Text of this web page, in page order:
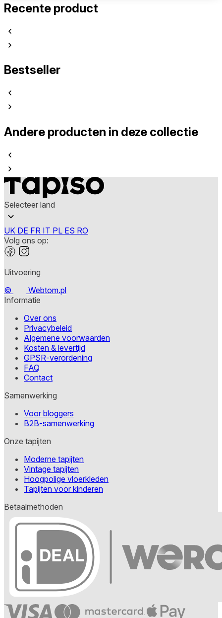
Recente product
Bestseller
Andere producten in deze collectie
Selecteer land
UK DE FR IT PL ES RO
Volg ons op:
Uitvoering
©
Webtom.pl
Informatie
Over ons
Privacybeleid
Algemene voorwaarden
Kosten & levertijd
GPSR-verordening
FAQ
Contact
Samenwerking
Voor bloggers
B2B-samenwerking
Onze tapijten
Moderne tapijten
Vintage tapijten
Hoogpolige vloerkleden
Tapijten voor kinderen
Betaalmethoden